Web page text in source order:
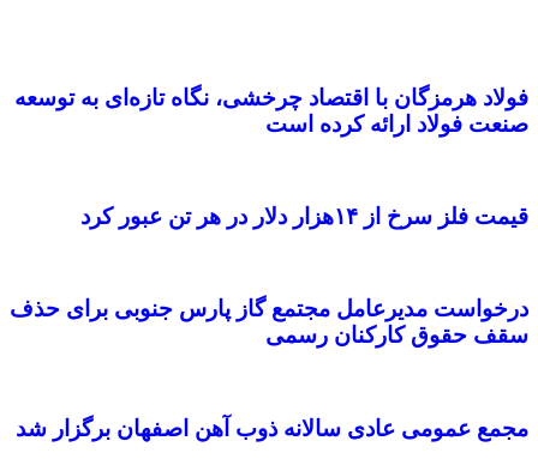
فولاد هرمزگان با اقتصاد چرخشی، نگاه تازه‌ای به توسعه
صنعت فولاد ارائه کرده است
قیمت فلز سرخ از ۱۴هزار دلار در هر تن عبور کرد
درخواست مدیرعامل مجتمع گاز پارس جنوبی برای حذف
سقف حقوق کارکنان رسمی
مجمع عمومی عادی سالانه ذوب آهن اصفهان برگزار شد